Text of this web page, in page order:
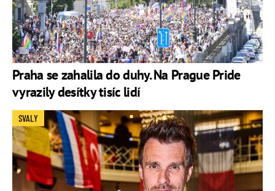
Praha se zahalila do duhy. Na Prague Pride
vyrazily desítky tisíc lidí
SVALY